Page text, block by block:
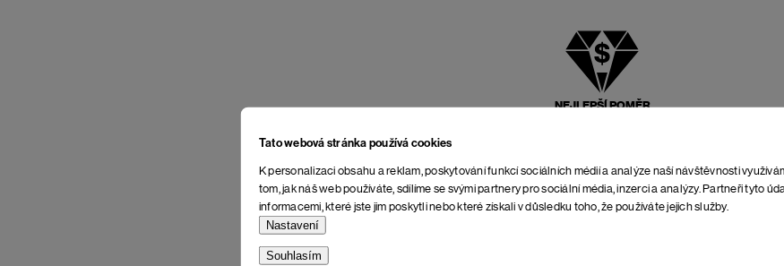
Tato webová stránka používá cookies
K personalizaci obsahu a reklam, poskytování funkcí sociálních médií a analýze naší návštěvnosti
tom, jak náš web používáte, sdílíme se svými partnery pro sociální média, inzerci a analýzy. Partneři tyto
informacemi, které jste jim poskytli nebo které získali v důsledku toho, že používáte jejich služby.
Nastavení
Souhlasím
NEJLEPŠÍ POMĚR